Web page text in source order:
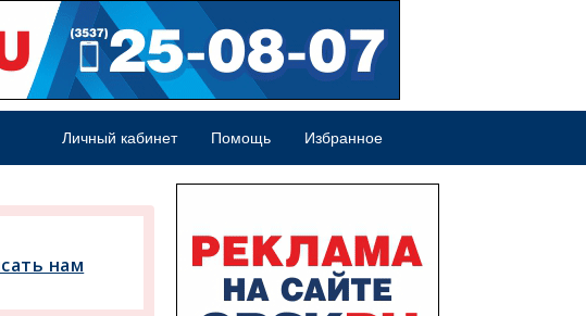
Личный кабинет Помощь Избранное
нам